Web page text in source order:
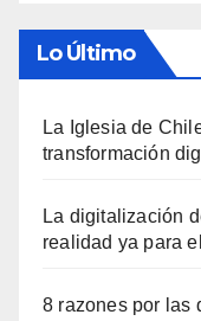
Lo Último
La Iglesia de
transformación
La digitalización
realidad ya para
8 razones por las